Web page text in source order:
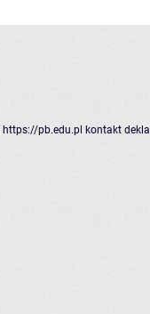
https://pb.edu.pl kontakt